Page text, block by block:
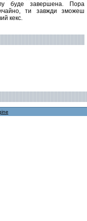
буде завершена. Пора
ти завжди зможеш
кекс.